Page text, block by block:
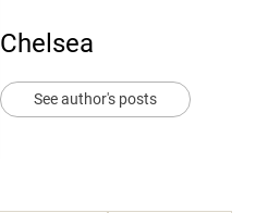
Chelsea
See author's posts